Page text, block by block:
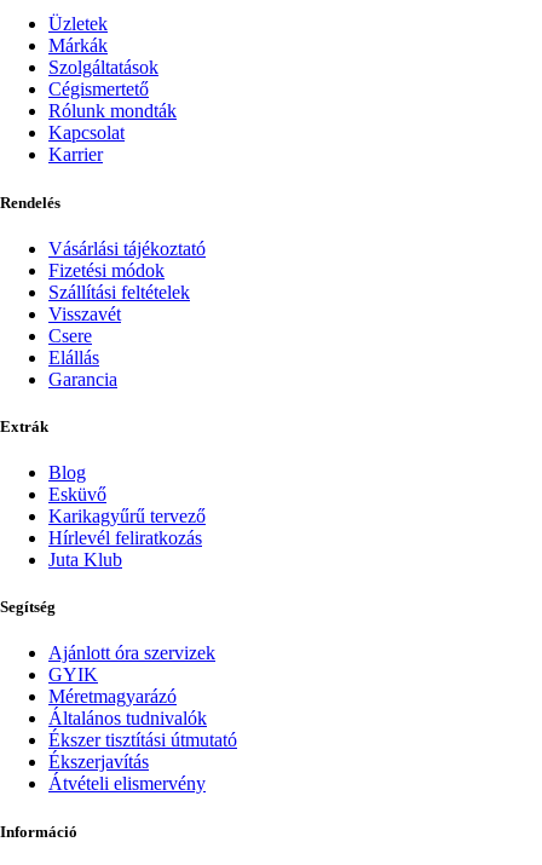
Üzletek
Márkák
Szolgáltatások
Cégismertető
Rólunk mondták
Kapcsolat
Karrier
Rendelés
Vásárlási tájékoztató
Fizetési módok
Szállítási feltételek
Visszavét
Csere
Elállás
Garancia
Extrák
Blog
Esküvő
Karikagyűrű tervező
Hírlevél feliratkozás
Juta Klub
Segítség
Ajánlott óra szervizek
GYIK
Méretmagyarázó
Általános tudnivalók
Ékszer tisztítási útmutató
Ékszerjavítás
Átvételi elismervény
Információ